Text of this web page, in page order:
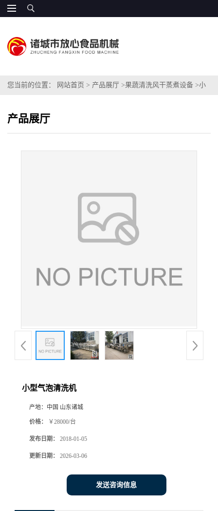
您当前的位置： 网站首页 > 产品展厅 >果蔬清洗风干蒸煮设备 >小
产品展厅
小型气泡清洗机
产地： 中国 山东诸城
价格： ￥28000/台
发布日期： 2018-01-05
更新日期： 2026-03-06
发送咨询信息